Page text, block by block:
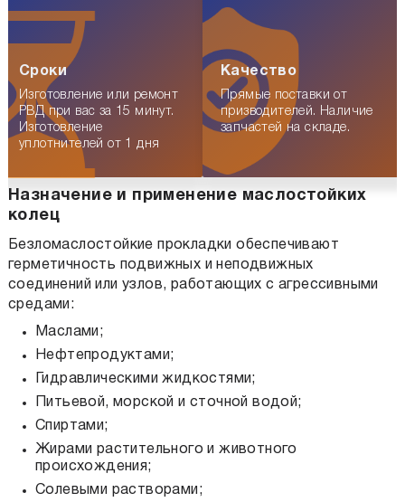
Сроки
Изготовление или ремонт
РВД при вас за 15 минут.
Изготовление
уплотнителей от 1 дня
Качество
Прямые поставки от
призводителей. Наличие
запчастей на складе.
Назначение и применение маслостойких
колец
Безломаслостойкие прокладки обеспечивают
герметичность подвижных и неподвижных
соединений или узлов, работающих с агрессивными
средами:
Маслами;
Нефтепродуктами;
Гидравлическими жидкостями;
Питьевой, морской и сточной водой;
Спиртами;
Жирами растительного и животного
происхождения;
Солевыми растворами;